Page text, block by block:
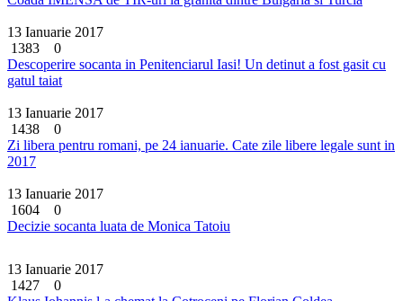
13 Ianuarie 2017
1383
0
Descoperire socanta in Penitenciarul Iasi! Un detinut a fost gasit cu
gatul taiat
13 Ianuarie 2017
1438
0
Zi libera pentru romani, pe 24 ianuarie. Cate zile libere legale sunt in
2017
13 Ianuarie 2017
1604
0
Decizie socanta luata de Monica Tatoiu
13 Ianuarie 2017
1427
0